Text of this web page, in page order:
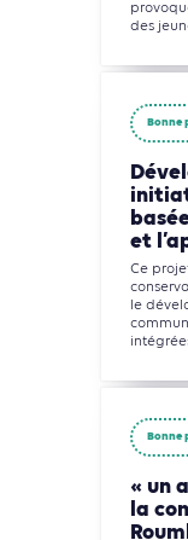
des
Bonne
et
Ce
le
Bonne
« un
la